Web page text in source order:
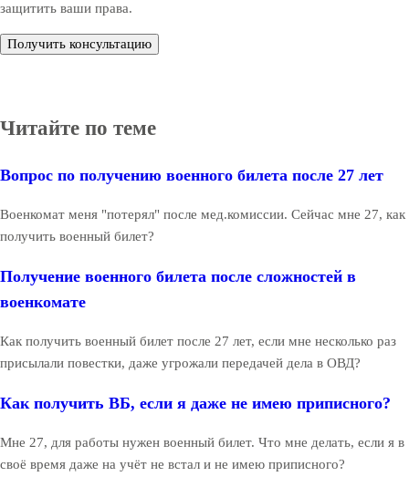
защитить ваши права.
Получить консультацию
Читайте по теме
Вопрос по получению военного билета после 27 лет
Военкомат меня "потерял" после мед.комиссии. Сейчас мне 27, как
получить военный билет?
Получение военного билета после сложностей в
военкомате
Как получить военный билет после 27 лет, если мне несколько раз
присылали повестки, даже угрожали передачей дела в ОВД?
Как получить ВБ, если я даже не имею приписного?
Мне 27, для работы нужен военный билет. Что мне делать, если я в
своё время даже на учёт не встал и не имею приписного?